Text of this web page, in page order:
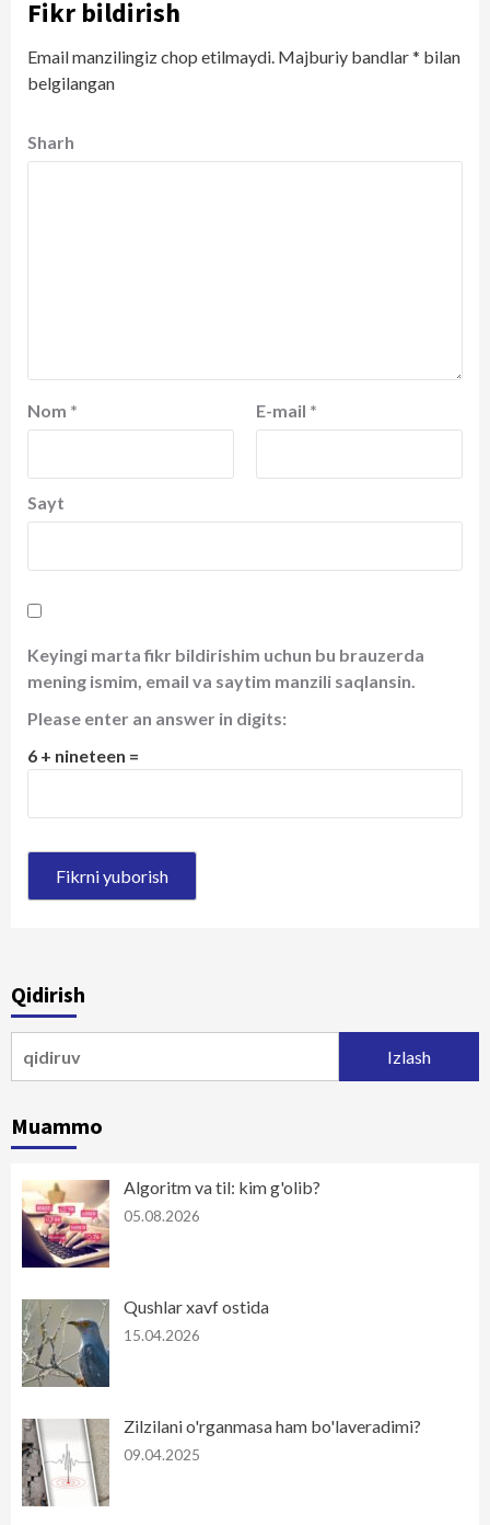
Fikr bildirish
Email manzilingiz chop etilmaydi. Majburiy bandlar* bilan
belgilangan
Sharh
Nom * E-mail *
Sayt
Keyingi marta fikr bildirishim uchun bu brauzerda
mening ismim, email va saytim manzili saqlansin.
Please enter an answer in digits:
6 + nineteen =
Qidirish
Muammo
Algoritm va til: kim g'olib?
05.08.2026
Qushlar xavf ostida
15.04.2026
Zilzilani o'rganmasa ham bo'laveradimi?
09.04.2025